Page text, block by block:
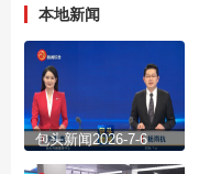
本地新闻
包头新闻2026-7-6